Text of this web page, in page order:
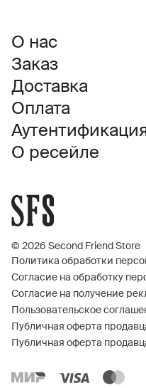
О нас
Заказ
Доставка
Оплата
О ресейле
© 2026 Second Friend Store
Политика обработки
Согласие на обработку
Согласие на получение
Пользовательское
Публичная оферта
Публичная оферта